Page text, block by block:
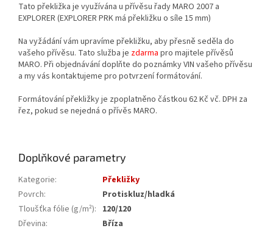
Tato překližka je využívána u přívěsu řady MARO 2007 a
EXPLORER (EXPLORER PRK má překližku o síle 15 mm)
Na vyžádání vám upravíme překližku, aby přesně seděla do
vašeho přívěsu. Tato služba je zdarma pro majitele přívěsů
MARO. Při objednávání doplňte do poznámky VIN vašeho přívěsu
a my vás kontaktujeme pro potvrzení formátování.
Formátování překližky je zpoplatněno částkou 62 Kč vč. DPH za
řez, pokud se nejedná o přívěs MARO.
Doplňkové parametry
Kategorie:
Překližky
Povrch:
Protiskluz/hladká
Tloušťka fólie (g/m²): 120/120
Dřevina: Bříza